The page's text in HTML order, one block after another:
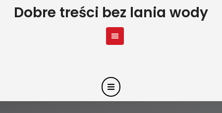
SkipDobre treści bez lania wody